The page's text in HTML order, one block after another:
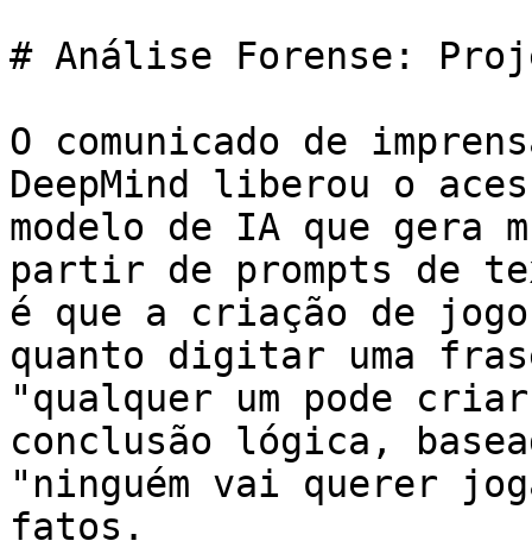
# Análise Forense:
O comunicado de
DeepMind liberou o
modelo de IA que gera
partir de prompts de
é que a criação de
quanto digitar uma
"qualquer um pode
conclusão lógica,
"ninguém vai querer
fatos.